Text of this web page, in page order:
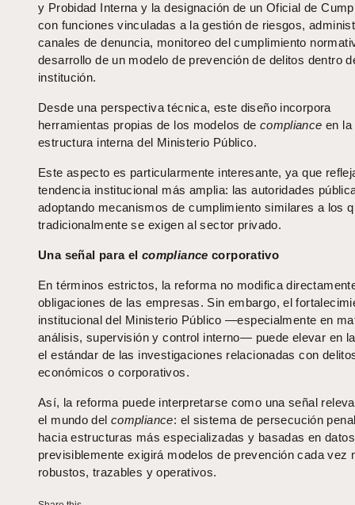
y Probidad Interna y la designación de un Oficial de
con funciones vinculadas a la gestión de riesgos,
canales de denuncia, monitoreo del cumplimiento
desarrollo de un modelo de prevención de delitos dentro
institución.
Desde una perspectiva técnica, este diseño incorpora
herramientas propias de los modelos de compliance en la
estructura interna del Ministerio Público.
Este aspecto es particularmente interesante, ya que
tendencia institucional más amplia: las autoridades
adoptando mecanismos de cumplimiento similares a los
tradicionalmente se exigen al sector privado.
Una señal para el compliance corporativo
En términos estrictos, la reforma no modifica
obligaciones de las empresas. Sin embargo, el
institucional del Ministerio Público —especialmente en
análisis, supervisión y control interno— puede elevar en
el estándar de las investigaciones relacionadas con
económicos o corporativos.
Así, la reforma puede interpretarse como una señal
el mundo del compliance: el sistema de persecución
hacia estructuras más especializadas y basadas en
previsiblemente exigirá modelos de prevención cada vez
robustos, trazables y operativos.